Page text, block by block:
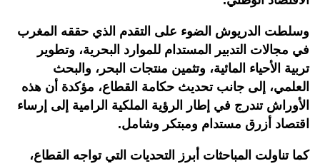
وسلطت الدريوش الضوء على التقدم الذي حققه المغرب
في مجالات التدبير المستدام للموارد البحرية، وتطوير
تربية الأحياء المائية، وتثمين منتجات البحر، والبحث
العلمي، إلى جانب تحديث حكامة القطاع، مؤكدة أن هذه
الأوراش تندرج في إطار الرؤية الملكية الرامية إلى إرساء
اقتصاد أزرق مستدام ومبتكر وشامل.
كما تناولت المباحثات أبرز التحديات التي تواجه القطاع،